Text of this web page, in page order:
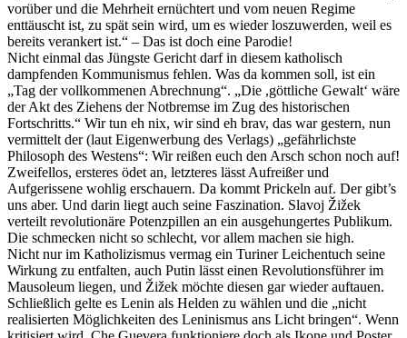
vorüber und die Mehrheit ernüchtert und vom neuen Regime
enttäuscht ist, zu spät sein wird, um es wieder loszuwerden, weil es
bereits verankert ist.“ – Das ist doch eine Parodie!
Nicht einmal das Jüngste Gericht darf in diesem katholisch
dampfenden Kommunismus fehlen. Was da kommen soll, ist ein
„Tag der vollkommenen Abrechnung“. „Die ,göttliche Gewalt‘ wäre
der Akt des Ziehens der Notbremse im Zug des historischen
Fortschritts.“ Wir tun eh nix, wir sind eh brav, das war gestern, nun
vermittelt der (laut Eigenwerbung des Verlags) „gefährlichste
Philosoph des Westens“: Wir reißen euch den Arsch schon noch auf!
Zweifellos, ersteres ödet an, letzteres lässt Aufreißer und
Aufgerissene wohlig erschauern. Da kommt Prickeln auf. Der gibt’s
uns aber. Und darin liegt auch seine Faszination. Slavoj Žižek
verteilt revolutionäre Potenzpillen an ein ausgehungertes Publikum.
Die schmecken nicht so schlecht, vor allem machen sie high.
Nicht nur im Katholizismus vermag ein Turiner Leichentuch seine
Wirkung zu entfalten, auch Putin lässt einen Revolutionsführer im
Mausoleum liegen, und Žižek möchte diesen gar wieder auftauen.
Schließlich gelte es Lenin als Helden zu wählen und die „nicht
realisierten Möglichkeiten des Leninismus ans Licht bringen“. Wenn